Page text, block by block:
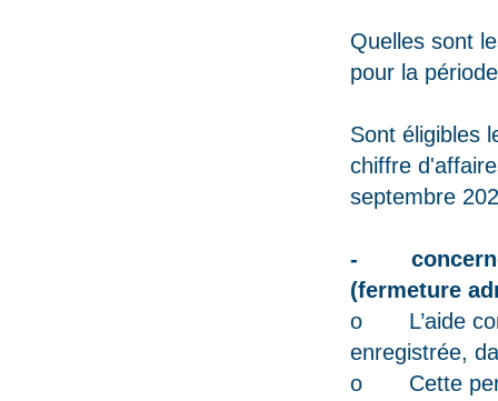
Quelles sont
pour la
Sont éligibles
chiffre
septembre
-
(fermeture
o L’aide
enregistrée,
o Cette perte